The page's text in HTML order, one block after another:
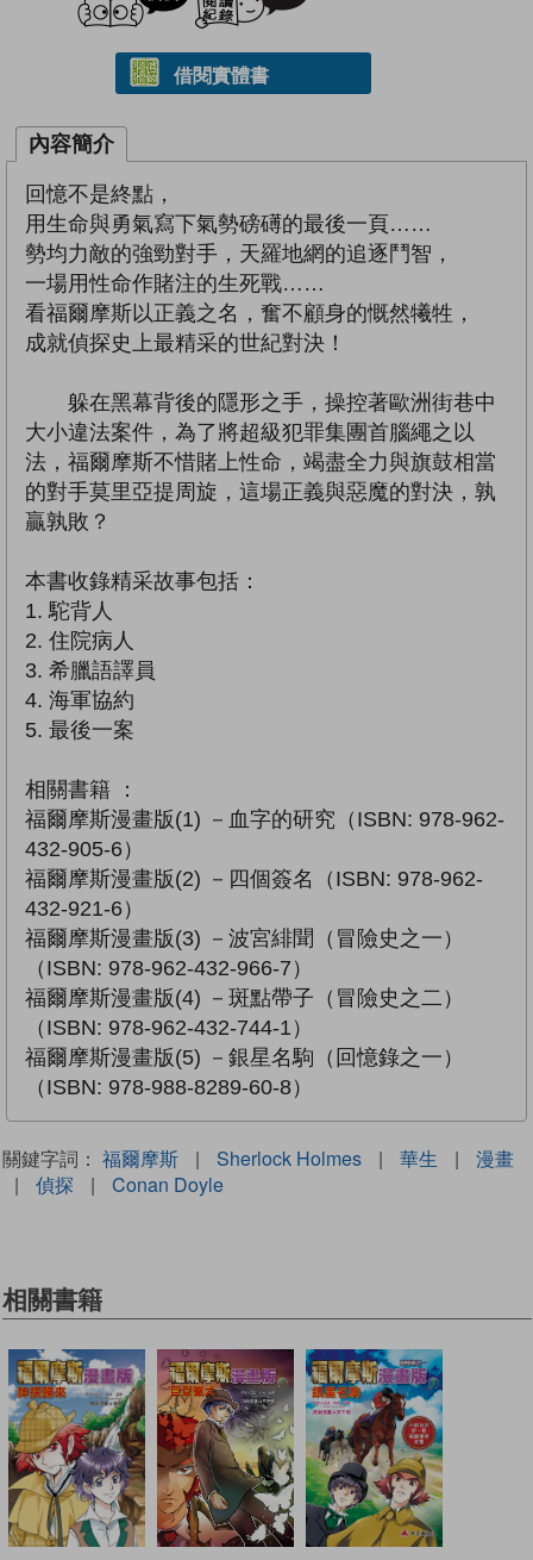
借閱實體書
內容簡介
回憶不是終點，
用生命與勇氣寫下氣勢磅礡的最後一頁……
勢均力敵的強勁對手，天羅地網的追逐鬥智，
一場用性命作賭注的生死戰……
看福爾摩斯以正義之名，奮不顧身的慨然犧牲，
成就偵探史上最精采的世紀對決！
躲在黑幕背後的隱形之手，操控著歐洲街巷中
大小違法案件，為了將超級犯罪集團首腦繩之以
法，福爾摩斯不惜賭上性命，竭盡全力與旗鼓相當
的對手莫里亞提周旋，這場正義與惡魔的對決，孰
贏孰敗？
本書收錄精采故事包括：
1. 駝背人
2. 住院病人
3. 希臘語譯員
4. 海軍協約
5. 最後一案
相關書籍 ：
福爾摩斯漫畫版(1) －血字的研究（ISBN: 978-962-
432-905-6）
福爾摩斯漫畫版(2) －四個簽名（ISBN: 978-962-
432-921-6）
福爾摩斯漫畫版(3) －波宮緋聞（冒險史之一）
（ISBN: 978-962-432-966-7）
福爾摩斯漫畫版(4) －斑點帶子（冒險史之二）
（ISBN: 978-962-432-744-1）
福爾摩斯漫畫版(5) －銀星名駒（回憶錄之一）
（ISBN: 978-988-8289-60-8）
關鍵字詞： 福爾摩斯 | Sherlock Holmes | 華生 |
漫畫
|
偵探 | Conan Doyle
相關書籍